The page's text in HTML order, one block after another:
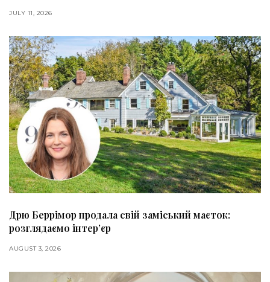
JULY 11, 2026
Дрю Беррімор продала свій заміський маєток:
розглядаємо інтер’єр
AUGUST 3, 2026